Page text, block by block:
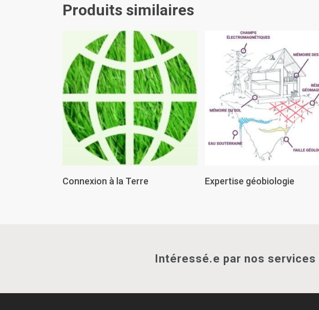
Produits similaires
Lire La Suite
Connexion à la Terre Lire La Suite
Expertise géobiologie
Intéressé.e par nos services